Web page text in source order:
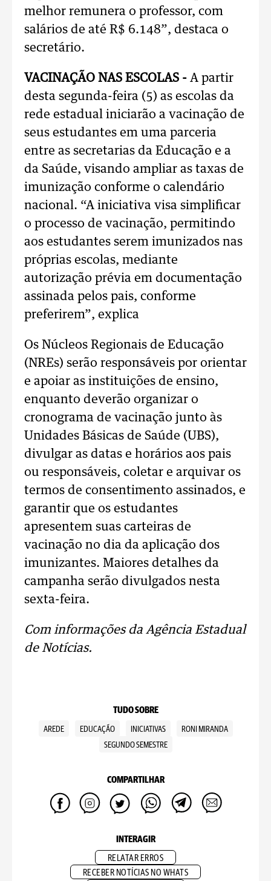
melhor remunera o professor, com
salários de até R$ 6.148”, destaca o
secretário.
VACINAÇÃO NAS ESCOLAS - A partir
desta segunda-feira (5) as escolas da
rede estadual iniciarão a vacinação de
seus estudantes em uma parceria
entre as secretarias da Educação e a
da Saúde, visando ampliar as taxas de
imunização conforme o calendário
nacional. “A iniciativa visa simplificar
o processo de vacinação, permitindo
aos estudantes serem imunizados nas
próprias escolas, mediante
autorização prévia em documentação
assinada pelos pais, conforme
preferirem”, explica
Os Núcleos Regionais de Educação
(NREs) serão responsáveis por orientar
e apoiar as instituições de ensino,
enquanto deverão organizar o
cronograma de vacinação junto às
Unidades Básicas de Saúde (UBS),
divulgar as datas e horários aos pais
ou responsáveis, coletar e arquivar os
termos de consentimento assinados, e
garantir que os estudantes
apresentem suas carteiras de
vacinação no dia da aplicação dos
imunizantes. Maiores detalhes da
campanha serão divulgados nesta
sexta-feira.
Com informações da Agência Estadual
de Notícias.
TUDO SOBRE
AREDE EDUCAÇÃO INICIATIVAS
RONI MIRANDA
SEGUNDO SEMESTRE
COMPARTILHAR
INTERAGIR
RELATAR ERROS
RECEBER NOTÍCIAS NO WHATS